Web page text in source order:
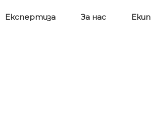
Експертиза За нас Екип